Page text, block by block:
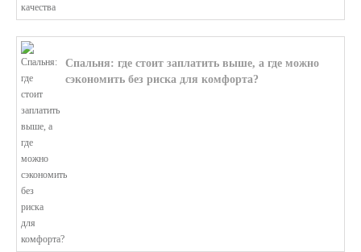
Спальня: где стоит заплатить выше, а где можно
сэкономить без риска для комфорта?